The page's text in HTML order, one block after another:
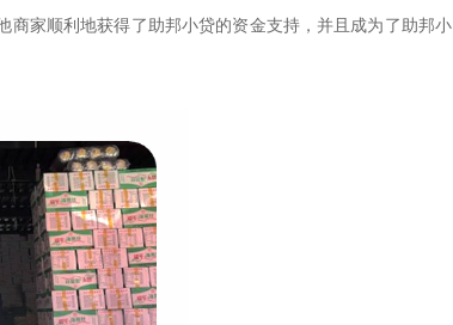
商家顺利地获得了助邦小贷的资金支持，并且成为了助邦小